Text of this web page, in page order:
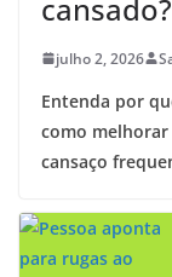
julho 2, 2026
Entenda por
como
cansaço